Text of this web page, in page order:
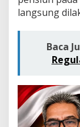
langsung
Baca